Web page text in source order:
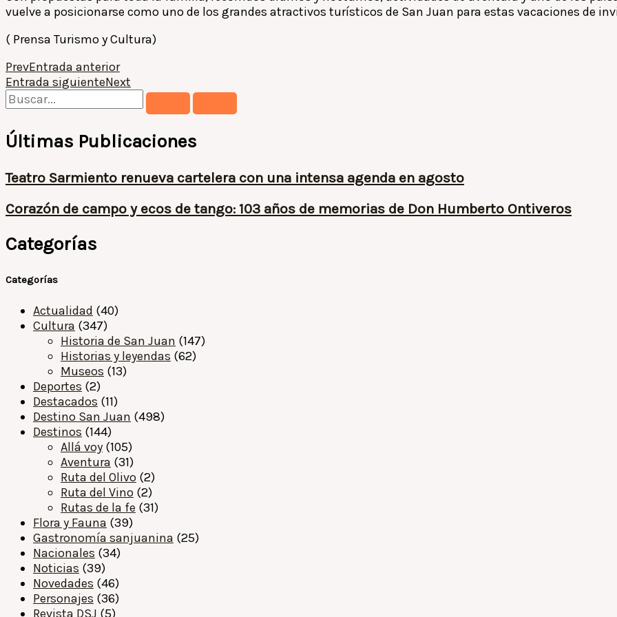
vuelve a posicionarse como uno de los grandes atractivos turísticos de San Juan para estas vacaciones de
( Prensa Turismo y Cultura)
PrevEntrada anterior
Entrada siguienteNext
Últimas Publicaciones
Teatro Sarmiento renueva cartelera con una intensa agenda en agosto
Corazón de campo y ecos de tango: 103 años de memorias de Don Humberto Ontiveros
Categorías
Categorías
Actualidad (40)
Cultura (347)
Historia de San Juan (147)
Historias y leyendas (62)
Museos (13)
Deportes (2)
Destacados (11)
Destino San Juan (498)
Destinos (144)
Allá voy (105)
Aventura (31)
Ruta del Olivo (2)
Ruta del Vino (2)
Rutas de la fe (31)
Flora y Fauna (39)
Gastronomía sanjuanina (25)
Nacionales (34)
Noticias (39)
Novedades (46)
Personajes (36)
Revista DSJ (5)